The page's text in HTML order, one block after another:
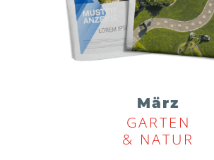
März
GARTEN
& NATUR